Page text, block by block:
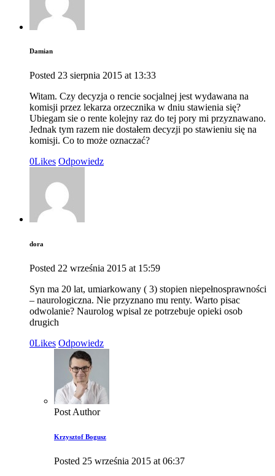
Damian
Posted 23 sierpnia 2015 at 13:33
Witam. Czy decyzja o rencie socjalnej jest wydawana na
komisji przez lekarza orzecznika w dniu stawienia się?
Ubiegam sie o rente kolejny raz do tej pory mi przyznawano.
Jednak tym razem nie dostałem decyzji po stawieniu się na
komisji. Co to może oznaczać?
0Likes Odpowiedz
dora
Posted 22 września 2015 at 15:59
Syn ma 20 lat, umiarkowany ( 3) stopien niepełnosprawności
– naurologiczna. Nie przyznano mu renty. Warto pisac
odwolanie? Naurolog wpisal ze potrzebuje opieki osob
drugich
0Likes Odpowiedz
Post Author
Krzysztof Bogusz
Posted 25 września 2015 at 06:37